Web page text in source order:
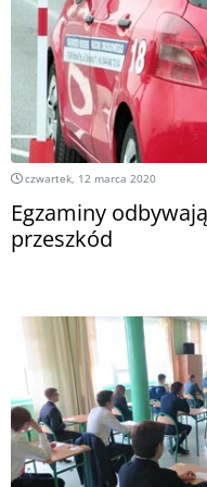
czwartek, 12 marca 2020
Egzaminy
przeszkód